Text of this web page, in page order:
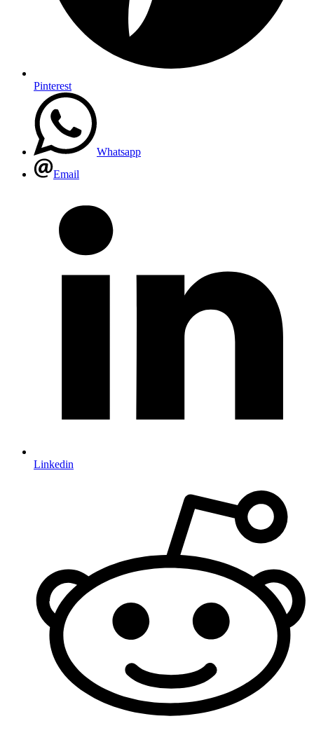
Pinterest
Whatsapp
Email
Linkedin